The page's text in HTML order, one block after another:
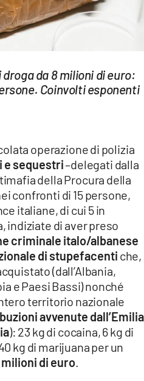
da 8 milioni di euro:
Coinvolti esponenti
operazione di polizia
e sequestri–delegati dalla
della Procura della
confronti di 15 persone,
italiane, di cui 5 in
indiziate di aver preso
criminale italo/albanese
di stupefacenti che,
(dall’Albania,
e Paesi Bassi) nonché
territorio nazionale
avvenute dall’Emilia
): 23 kg di cocaina, 6 kg di
kg di marijuana per un
milioni di euro.